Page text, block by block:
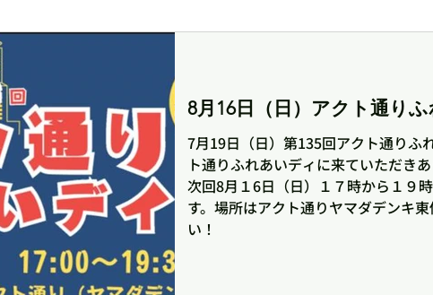
8月16日（日）アクト通り
7月19日（日）第135回アクト通りふ
ト通りふれあいディに来ていただき
次回8月１6日（日）１７時から１９
す。場所はアクト通りヤマダデンキ
い！